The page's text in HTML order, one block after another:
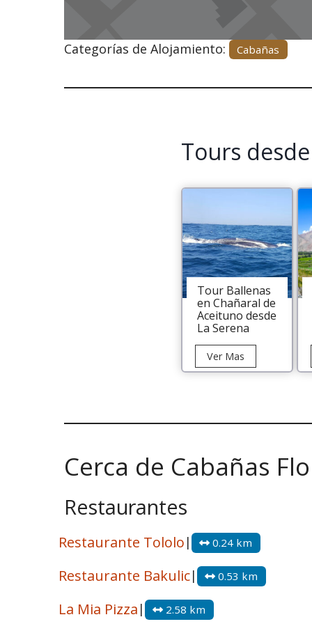
Categorías de Alojamiento: Cabañas
Tours
Tour Ballenas
en Chañaral de
Aceituno desde
La Serena
Ver Mas
Ballenas
Aceituno
Serena
Cerca de Cabañas
Restaurantes
Restaurante Tololo | 0.24 km
Restaurante Bakulic| 0.53 km
La Mia Pizza | 2.58 km